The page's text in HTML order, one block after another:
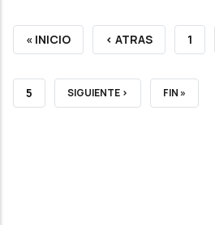
FIRST
« INICIO
PREVIOUS
‹ ATRAS PAGE
1
PAGE
5
NEXT
SIGUIENTE ›
LAST
FIN »